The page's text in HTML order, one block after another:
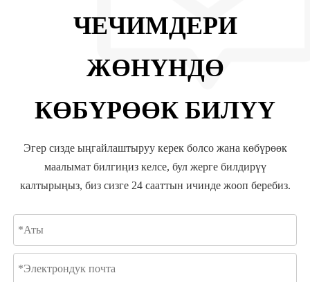
ЧЕЧИМДЕРИ
ЖӨНҮНДӨ
КӨБҮРӨӨК БИЛҮҮ
Эгер сизде ыңгайлаштыруу керек болсо жана көбүрөөк
маалымат билгиңиз келсе, бул жерге билдирүү
калтырыңыз, биз сизге 24 сааттын ичинде жооп беребиз.